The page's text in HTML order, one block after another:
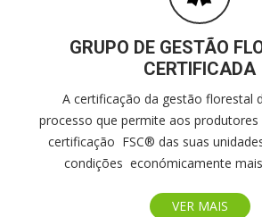
GRUPO DE GESTÃO
CERTIFICADA
A certificação da gestão florestal
processo que permite aos
certificação FSC® das suas
condições económicamente
VER MAIS